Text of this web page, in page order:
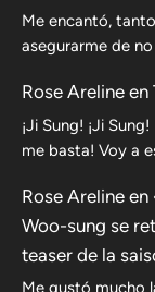
Me encantó,
asegurarme de
Rose Areline en
¡Ji Sung! ¡Ji
me basta! Voy a
Rose Areline en
Woo-sung se
teaser de la
Me gustó mucho